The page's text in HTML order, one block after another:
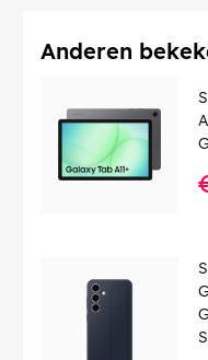
Anderen